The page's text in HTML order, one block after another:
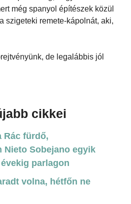
még spanyol építészek közül
szigeteki remete-kápolnát, aki,
de legalábbis jól
cikkei
Rác fürdő,
Nieto Sobejano egyik
parlagon
volna, hétfőn ne